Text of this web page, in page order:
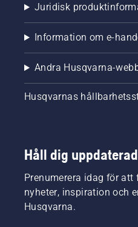
Juridisk
Information om e-
Andra Husqvarna-
Husqvarnas
Håll dig
Prenumerera idag för att
nyheter, inspiration och
Husqvarna.